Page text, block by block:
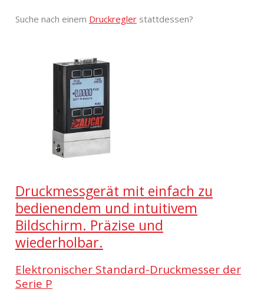
Suche nach einem Druckreglerstattdessen?
Druckmessgerät mit einfach zu
bedienendem und intuitivem
Bildschirm. Präzise und
wiederholbar.
Elektronischer Standard-Druckmesser der
Serie P